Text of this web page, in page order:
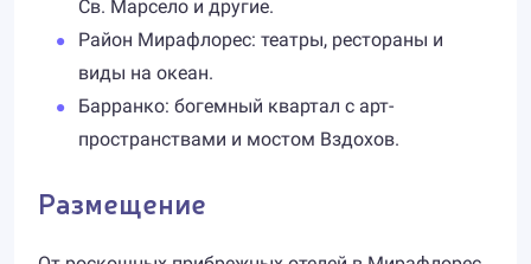
Св. Марсело и другие.
Район Мирафлорес: театры, рестораны и
виды на океан.
Барранко: богемный квартал с арт-
пространствами и мостом Вздохов.
Размещение